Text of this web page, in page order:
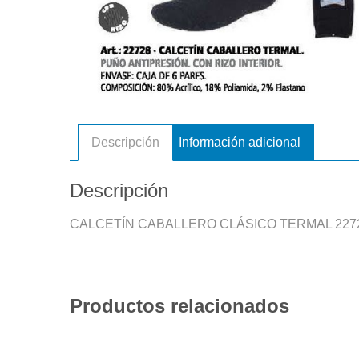
Descripción Información adicional
Descripción
CALCETÍN CABALLERO CLÁSICO TERMAL
Productos relacionados